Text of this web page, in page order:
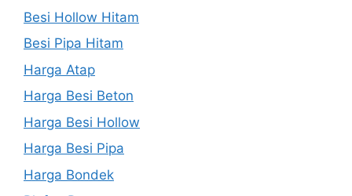
Besi Hollow Hitam
Besi Pipa Hitam
Harga Atap
Harga Besi Beton
Harga Besi Hollow
Harga Besi Pipa
Harga Bondek